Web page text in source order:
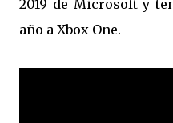
2019 de Microsoft y
año a Xbox One.